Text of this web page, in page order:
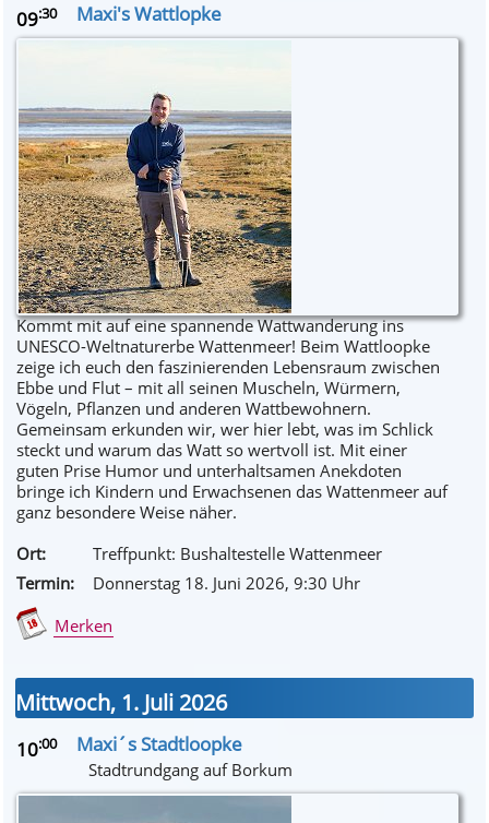
09:30 Maxi's Wattlopke
Kommt mit auf eine spannende Wattwanderung ins
UNESCO-Weltnaturerbe Wattenmeer! Beim Wattloopke
zeige ich euch den faszinierenden Lebensraum zwischen
Ebbe und Flut – mit all seinen Muscheln, Würmern,
Vögeln, Pflanzen und anderen Wattbewohnern.
Gemeinsam erkunden wir, wer hier lebt, was im Schlick
steckt und warum das Watt so wertvoll ist. Mit einer
guten Prise Humor und unterhaltsamen Anekdoten
bringe ich Kindern und Erwachsenen das Wattenmeer auf
ganz besondere Weise näher.
Ort:
Treffpunkt: Bushaltestelle Wattenmeer
Termin:
Donnerstag 18. Juni 2026, 9:30 Uhr
Merken
Mittwoch, 1. Juli 2026
10:00 Maxi´s Stadtloopke
Stadtrundgang auf Borkum